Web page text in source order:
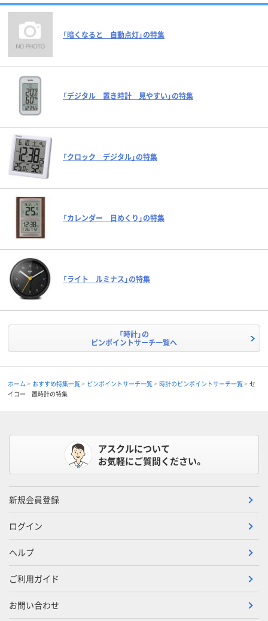
「暗くなると 自動点灯」の特集
「デジタル 置き時計 見やすい」の特集
「クロック デジタル」の特集
「カレンダー 日めくり」の特集
「ライト ルミナス」の特集
「時計」の
ピンポイントサーチ一覧へ
ホーム おすすめ特集一覧 ピンポイントサーチ一覧 時計のピンポイントサーチ一覧
セ
イコー 置時計の特集
アスクルについて
お気軽にご質問ください。
新規会員登録
ログイン
ヘルプ
ご利用ガイド
お問い合わせ